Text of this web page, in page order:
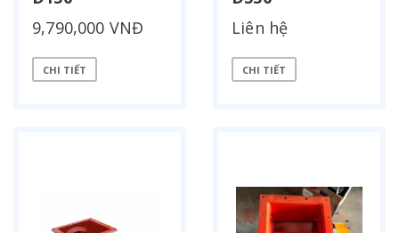
9,790,000 VNĐ
CHI TIẾT
Liên hệ
CHI TIẾT